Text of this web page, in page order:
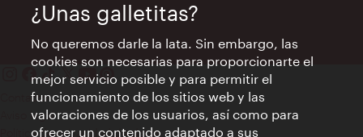
Contacto
Aviso legal
Política de privacidad de datos
¿Unas galletitas?
No queremos darle la lata. Sin embargo, las
cookies son necesarias para proporcionarte el
mejor servicio posible y para permitir el
funcionamiento de los sitios web y las
valoraciones de los usuarios, así como para
ofrecer un contenido adaptado a sus